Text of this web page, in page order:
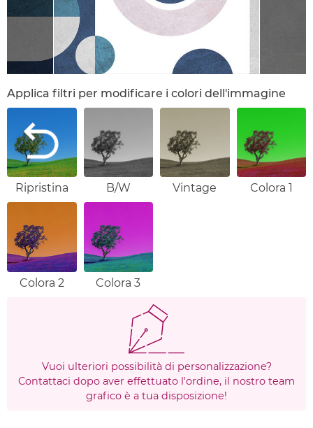
Applica filtri per modificare i colori dell'immagine
Ripristina B/W Vintage Colora 1
Colora 2 Colora 3
Vuoi ulteriori possibilità di personalizzazione?
Contattaci dopo aver effettuato l'ordine, il nostro team
grafico è a tua disposizione!